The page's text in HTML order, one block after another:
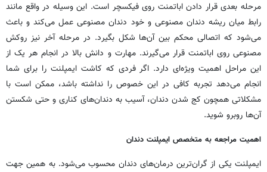
مرحله بعدی قرار دادن اباتمنت روی فیکسچر است. این وسیله در واقع مانند
رابط میان ریشه دندان ‌مصنوعی و خود دندان‌ مصنوعی عمل می‌کند و باعث
می‌شود که اتصالی محکم بین آن‌ها شکل بگیرد. در مرحله آخر نیز روکش
مصنوعی روی اباتمنت قرار می‌گیرند. مهارت و دانش بالا در انجام هر یک از
این مراحل اهمیت ویژه‌ای دارد. اگر فردی که کاشت ایمپلنت را برای شما
انجام می‌دهد تجربه کافی در این خصوص را نداشته باشد، ممکن است با
مشکلاتی همچون کج شدن دندان، آسیب به دندان‌های کناری و حتی شکستن
آن‌ها روبرو شوید.
اهمیت مراجعه به متخصص ایمپلنت دندان
ایمپلنت یکی از گران‌ترین درمان‌های دندان محسوب می‌شود. به همین جهت